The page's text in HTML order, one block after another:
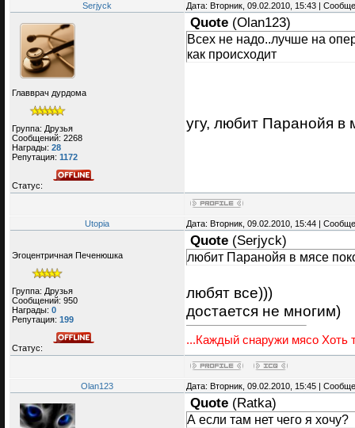
Serjyck Дата: Вторник, 09.02.2010, 15:43 |
Главврач дурдома
Группа: Друзья
Сообщений: 2268
Награды: 28
Репутация: 1172
Статус:
Quote (Olan123)
Всех не надо..лучше на
как происходит
угу, любит Паранойя в
Utopia Дата: Вторник, 09.02.2010, 15:44 |
Эгоцентричная Печенюшка
Группа: Друзья
Сообщений: 950
Награды: 0
Репутация: 199
Статус:
Quote (Serjyck)
любит Паранойя в мясе
любят все)))
достается не многим)
...Каждый снаружи мясо Хоть
Olan123 Дата: Вторник, 09.02.2010, 15:45 |
Quote (Ratka)
А если там нет чего я хочу?